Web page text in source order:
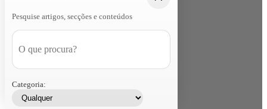
Pesquise artigos, secções e conteúdos
Categoria: